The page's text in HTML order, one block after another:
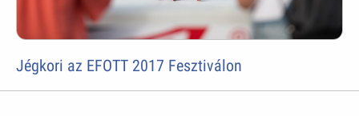
Jégkori az EFOTT 2017 Fesztiválon